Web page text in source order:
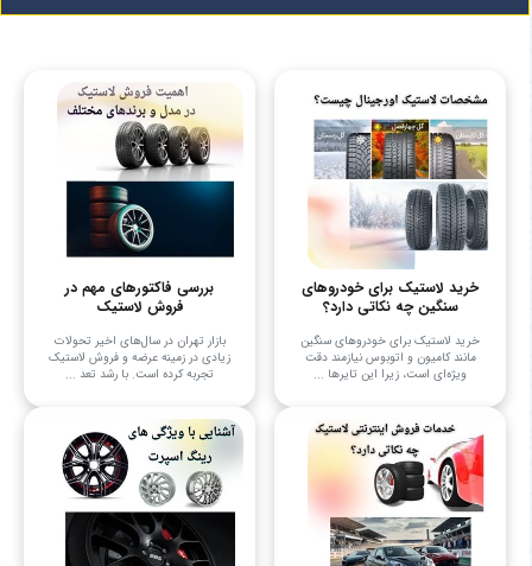
خرید لاستیک برای خودروهای
سنگین چه نکاتی دارد؟
خرید لاستیک برای خودروهای سنگین
مانند کامیون و اتوبوس نیازمند دقت
ویژه‌ای است، زیرا این تایرها ...
بررسی فاکتورهای مهم در
فروش لاستیک
بازار تهران در سال‌های اخیر تحولات
زیادی در زمینه عرضه و فروش لاستیک
تجربه کرده است. با رشد تعد ...